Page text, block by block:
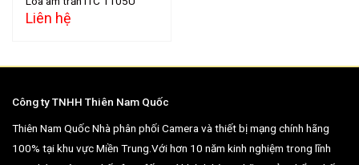
Liên hệ
Công ty TNHH Thiên Nam Quốc
Thiên Nam Quốc Nhà phân phối Camera và thiết bị mạng chính hãng
100% tại khu vực Miền Trung.Với hơn 10 năm kinh nghiệm trong lĩnh